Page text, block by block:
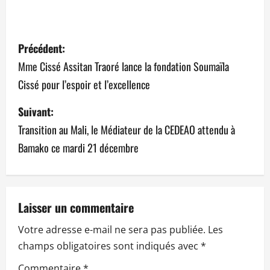
N
a
v
i
g
a
i
o
Précédent:
Mme Cissé Assitan Traoré lance la fondation Soumaïla
Cissé pour l’espoir et l’excellence
Suivant:
Transition au Mali, le Médiateur de la CEDEAO attendu à
Bamako ce mardi 21 décembre
Laisser un commentaire
Votre adresse e-mail ne sera pas publiée. Les
champs obligatoires sont indiqués avec *